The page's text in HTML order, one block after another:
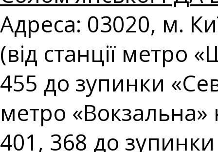
Адреса: 03020, м.
(від станції метро
455 до зупинки
метро
401, 368 до